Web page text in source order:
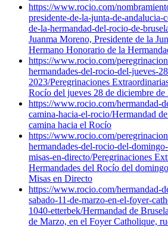
https://www.rocio.com/
presidente-de-la-junta-de-
de-la-hermandad-del-rocio-de-
Juanma Moreno, Presidente de la
Hermano Honorario de la
https://www.rocio.com/
hermandades-del-rocio-del-jueves-
2023/Peregrinaciones
Rocío del jueves 28 de diciembre
https://www.rocio.com/hermandad-
camina-hacia-el-rocio/Hermandad
camina hacia el Rocío
https://www.rocio.com/
hermandades-del-rocio-del-
misas-en-directo/Peregrinaciones
Hermandades del Rocío del
Misas en Directo
https://www.rocio.com/hermandad-
sabado-11-de-marzo-en-el-foyer-
1040-etterbek/Hermandad de
de Marzo, en el Foyer Catholique,